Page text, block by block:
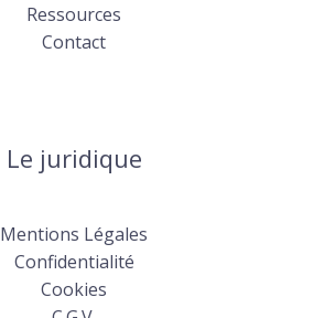
Ressources
Contact
Le juridique
Mentions Légales
Confidentialité
Cookies